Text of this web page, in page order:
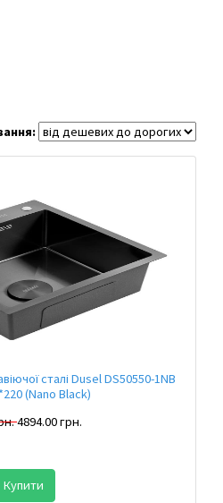
сталі Dusel DS50550-1NB
(Nano Black)
4894.00 грн.
Купити